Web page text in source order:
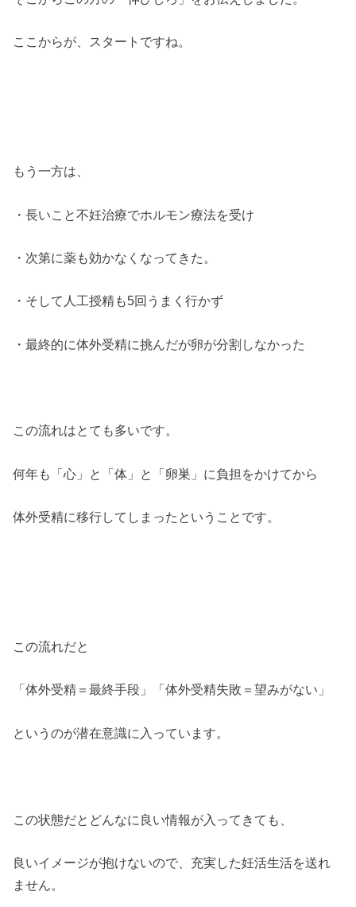
ここからが、スタートですね。
もう一方は、
・長いこと不妊治療でホルモン療法を受け
・次第に薬も効かなくなってきた。
・そして人工授精も5回うまく行かず
・最終的に体外受精に挑んだが卵が分割しなかった
この流れはとても多いです。
何年も「心」と「体」と「卵巣」に負担をかけてから
体外受精に移行してしまったということです。
この流れだと
「体外受精＝最終手段」「体外受精失敗＝望みがない」
というのが潜在意識に入っています。
この状態だとどんなに良い情報が入ってきても、
良いイメージが抱けないので、充実した妊活生活を送れ
ません。